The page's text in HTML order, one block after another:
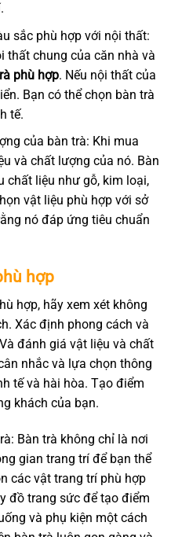
sắc phù hợp với nội thất:
thất chung của căn nhà và
phù hợp. Nếu nội thất của
Bạn có thể chọn bàn trà
tế.
của bàn trà: Khi mua
và chất lượng của nó. Bàn
chất liệu như gỗ, kim loại,
vật liệu phù hợp với sở
nó đáp ứng tiêu chuẩn
hợp
hợp, hãy xem xét không
Xác định phong cách và
đánh giá vật liệu và chất
nhắc và lựa chọn thông
tế và hài hòa. Tạo điểm
khách của bạn.
Bàn trà không chỉ là nơi
gian trang trí để bạn thể
các vật trang trí phù hợp
đồ trang sức để tạo điểm
và phụ kiện một cách